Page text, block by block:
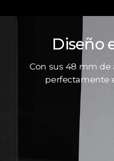
Diseño
Con sus 48 mm de
perfectamente